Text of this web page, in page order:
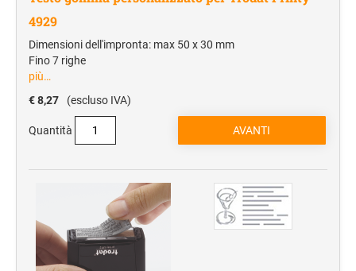
4929
Dimensioni dell'impronta: max 50 x 30 mm
Fino 7 righe
più…
€ 8,27
(escluso IVA)
Quantità